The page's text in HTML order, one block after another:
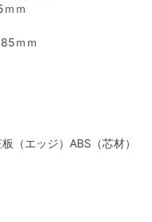
ｍ
ｍｍ
（エッジ）ABS（芯材）